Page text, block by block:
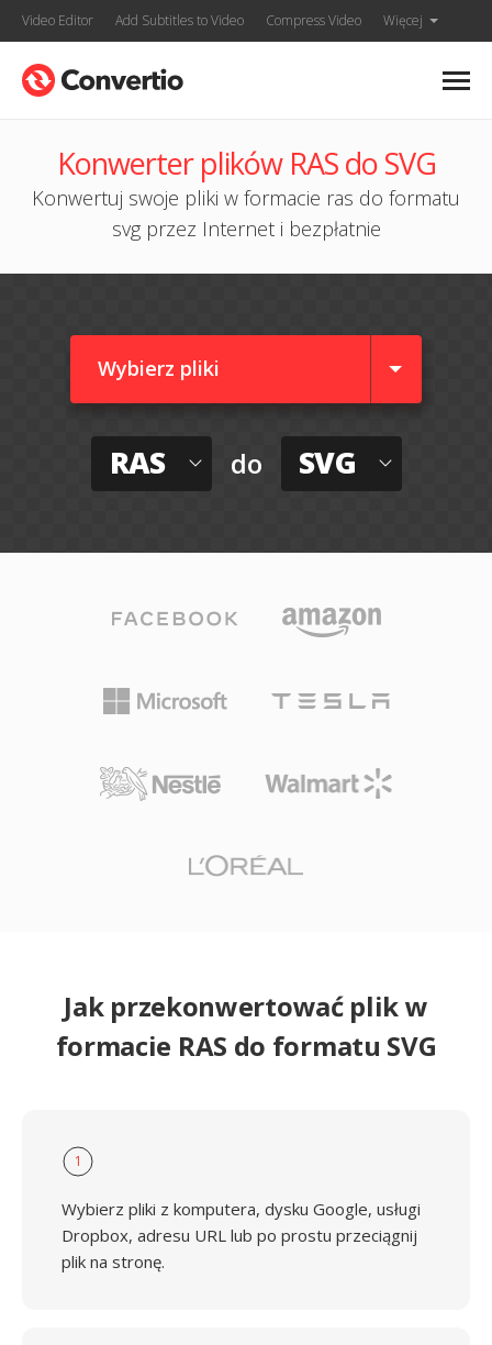
Video Editor Add Subtitles to Video Compress Video Więcej
Konwerter plików RAS do SVG
Konwertuj swoje pliki w formacie ras do formatu
svg przez Internet i bezpłatnie
Wybierz pliki
RAS do SVG
Jak przekonwertować plik w
formacie RAS do formatu SVG
1
Wybierz pliki z komputera, dysku Google, usługi
Dropbox, adresu URL lub po prostu przeciągnij
plik na stronę.